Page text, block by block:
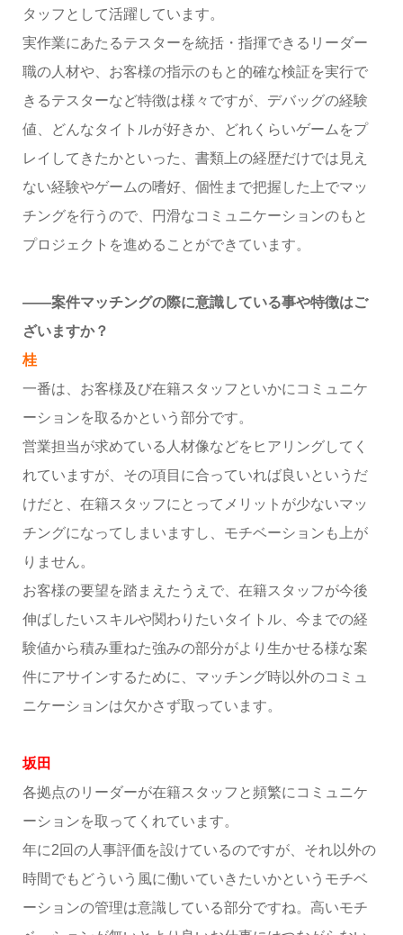
タッフとして活躍しています。
実作業にあたるテスターを統括・指揮できるリーダー
職の人材や、お客様の指示のもと的確な検証を実行で
きるテスターなど特徴は様々ですが、デバッグの経験
値、どんなタイトルが好きか、どれくらいゲームをプ
レイしてきたかといった、書類上の経歴だけでは見え
ない経験やゲームの嗜好、個性まで把握した上でマッ
チングを行うので、円滑なコミュニケーションのもと
プロジェクトを進めることができています。
――案件マッチングの際に意識している事や特徴はご
ざいますか？
桂
一番は、お客様及び在籍スタッフといかにコミュニケ
ーションを取るかという部分です。
営業担当が求めている人材像などをヒアリングしてく
れていますが、その項目に合っていれば良いというだ
けだと、在籍スタッフにとってメリットが少ないマッ
チングになってしまいますし、モチベーションも上が
りません。
お客様の要望を踏まえたうえで、在籍スタッフが今後
伸ばしたいスキルや関わりたいタイトル、今までの経
験値から積み重ねた強みの部分がより生かせる様な案
件にアサインするために、マッチング時以外のコミュ
ニケーションは欠かさず取っています。
坂田
各拠点のリーダーが在籍スタッフと頻繁にコミュニケ
ーションを取ってくれています。
年に2回の人事評価を設けているのですが、それ以外の
時間でもどういう風に働いていきたいかというモチベ
ーションの管理は意識している部分ですね。高いモチ